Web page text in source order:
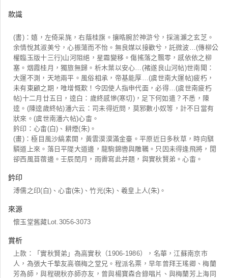
款識
(書)：嬉，左倚采旄，右蔭桂旗。攘晧腕於神滸兮，採湍瀨之玄芝。
余情悅其淑美兮，心振蕩而不怡。無良媒以接歡兮，託微波…(傳柳公
權臨玉版十三行)山河阻絕，星霜變移。傷搖落之飄零，感依依之柳
塞。烟霞桂月，獨旅無歸。析木葉以安心…(褚遂良山河帖)世南聞：
大運不測，天地兩平。風俗相承，帝基能厚…(虞世南大運帖)疲朽，
未有東顧之期，唯增慨歎！今因使人指申代面，必得…(虞世南疲朽
帖)十二月廿五日，逵白：歲終感慘(寒切)，足下何如遣？不悉，陳
逵。(陳逵歲終帖)潘六云：司未得近問，莫邪數小奴等，計不日當有
狀來。(虞世南潘六帖)心畬。
鈐印：心畬(白)、耕煙(朱)。
(畫)：極目風沙縞素開，黃雲漠漠滿金臺。平原近日多秋草，時向騏
驎道上來。落日平隄大道邊，龍駒錦轡與雕韉。只因未得逢飛將，閒
卻西風苜蓿邊。壬辰閏月，雨霽寫此并題，與實秋賢弟。心畬。
鈐印
溥儒之印(白)、心畬(朱)、竹光(朱)、羲皇上人(朱)。
來源
懷玉堂舊藏Lot.3056-3073
賞析
上款：「實秋賢弟」為高實秋（1906-1986），名華，江蘇南京市
人，為張大千摯友高嶺梅之堂兄。程派名票，早年曾拜王瑤卿、梅蘭
芳為師，與程硯秋亦師亦友，曾與楊寶森合錄唱片、與梅蘭芳上海同